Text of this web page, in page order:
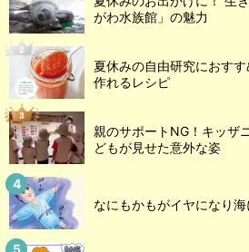
がわ水族館」の魅力
夏休みの自由研究におす
作れるレシピ
親のサポートNG！キッザ
どもが見せた意外な姿
なにもかもがイヤになり